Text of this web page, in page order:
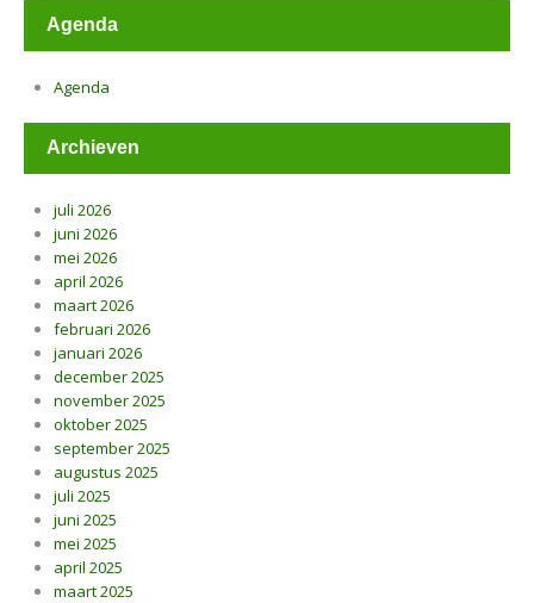
Agenda
Agenda
Archieven
juli 2026
juni 2026
mei 2026
april 2026
maart 2026
februari 2026
januari 2026
december 2025
november 2025
oktober 2025
september 2025
augustus 2025
juli 2025
juni 2025
mei 2025
april 2025
maart 2025